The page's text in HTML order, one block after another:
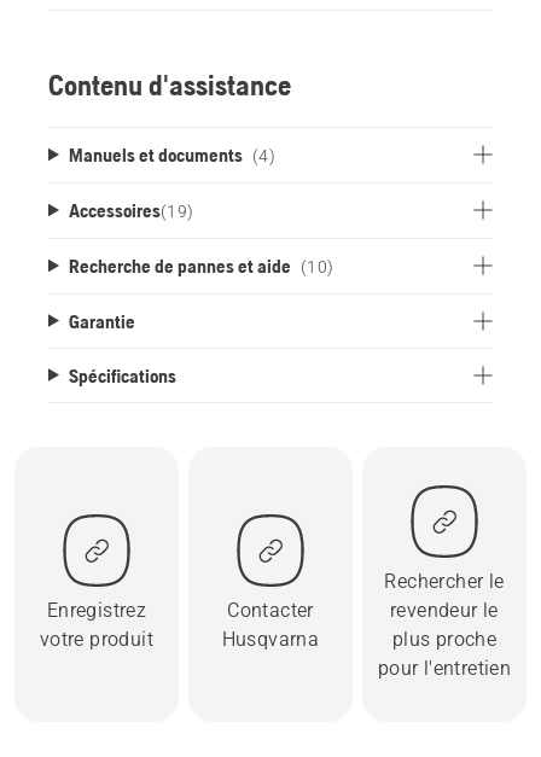
Contenu d'assistance
Manuels et documents (4)
Accessoires(19)
Recherche de pannes et aide (10)
Garantie
Spécifications
Enregistrez
votre produit
Contacter
Husqvarna
Rechercher le
revendeur le
plus proche
pour l'entretien